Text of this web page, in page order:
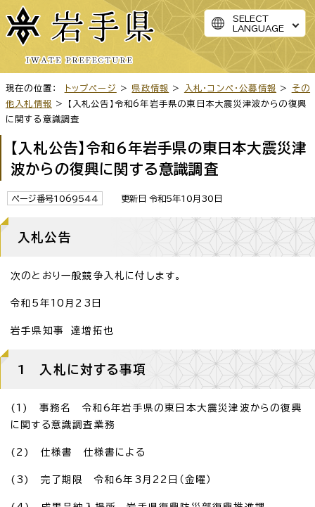
SELECT
LANGUAGE
現在の位置： トップページ > 県政情報 > 入札・コンペ・公募情報 >
その
他入札情報 > 【入札公告】令和6年岩手県の東日本大震災津波からの復興
に関する意識調査
【入札公告】令和6年岩手県の東日本大震災津
波からの復興に関する意識調査
ページ番号1069544 更新日 令和5年10月30日
入札公告
次のとおり一般競争入札に付します。
令和5年10月23日
岩手県知事 達増拓也
1 入札に対する事項
(1) 事務名 令和6年岩手県の東日本大震災津波からの復興
に関する意識調査業務
(2) 仕様書 仕様書による
(3) 完了期限 令和6年3月22日（金曜）